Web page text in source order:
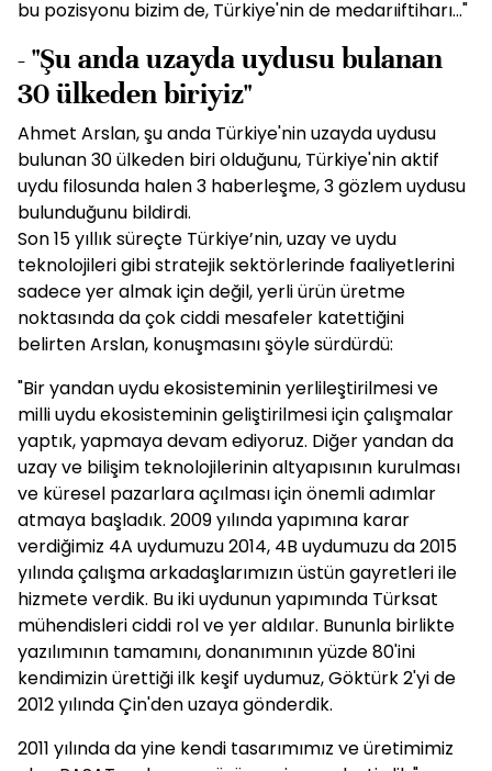
bu pozisyonu bizim de, Türkiye'nin de medarıiftiharı..."
- "Şu anda uzayda uydusu bulanan
30 ülkeden biriyiz"
Ahmet Arslan, şu anda Türkiye'nin uzayda uydusu
bulunan 30 ülkeden biri olduğunu, Türkiye'nin aktif
uydu filosunda halen 3 haberleşme, 3 gözlem uydusu
bulunduğunu bildirdi.
Son 15 yıllık süreçte Türkiye’nin, uzay ve uydu
teknolojileri gibi stratejik sektörlerinde faaliyetlerini
sadece yer almak için değil, yerli ürün üretme
noktasında da çok ciddi mesafeler katettiğini
belirten Arslan, konuşmasını şöyle sürdürdü:
"Bir yandan uydu ekosisteminin yerlileştirilmesi ve
milli uydu ekosisteminin geliştirilmesi için çalışmalar
yaptık, yapmaya devam ediyoruz. Diğer yandan da
uzay ve bilişim teknolojilerinin altyapısının kurulması
ve küresel pazarlara açılması için önemli adımlar
atmaya başladık. 2009 yılında yapımına karar
verdiğimiz 4A uydumuzu 2014, 4B uydumuzu da 2015
yılında çalışma arkadaşlarımızın üstün gayretleri ile
hizmete verdik. Bu iki uydunun yapımında Türksat
mühendisleri ciddi rol ve yer aldılar. Bununla birlikte
yazılımının tamamını, donanımının yüzde 80'ini
kendimizin ürettiği ilk keşif uydumuz, Göktürk 2'yi de
2012 yılında Çin'den uzaya gönderdik.
2011 yılında da yine kendi tasarımımız ve üretimimiz